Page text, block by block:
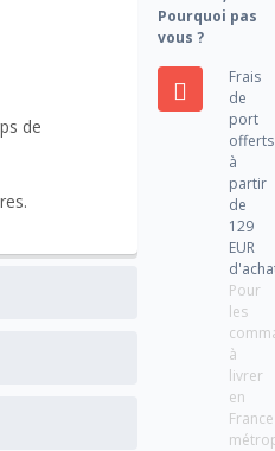
de
Pourquoi pas
vous ?
Frais
de
port
offerts
à
partir
de
129
EUR
Pour
les
à
livrer
en
France